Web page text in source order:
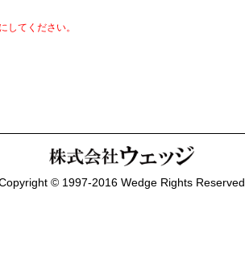
してください。
© 1997-2016 Wedge Rights Reserved